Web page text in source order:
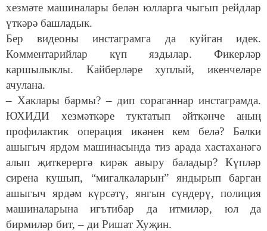
хезмәте машиналары белән юлларга чыгып рейдлар
үткәрә башладык.
Бер видеоны инстаграмга да куйган идек.
Комментарийлар күп яздылар. Фикерләр
каршылыклы. Кайберләре хуплый, икенчеләре
ачулана.
– Хаклары бармы? – дип сораганнар инстаграмда.
ЮХИДИ хезмәткәре туктатып әйткәнче аның
профилактик операция икәнен кем белә? Бәлки
ашыгыч ярдәм машинасында тиз арада хастаханәгә
алып җиткерергә кирәк авыру баладыр? Күпләр
сирена кушып, “мигалкаларын” яндырып барган
ашыгыч ярдәм күрсәтү, янгын сүндерү, полиция
машиналарына игътибар да итмиләр, юл да
бирмиләр бит, – ди Ришат Хуҗин.